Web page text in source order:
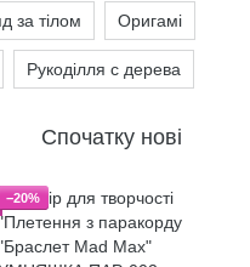
за тілом Оригамі
Рукоділля с дерева
Спочатку нові
−20%